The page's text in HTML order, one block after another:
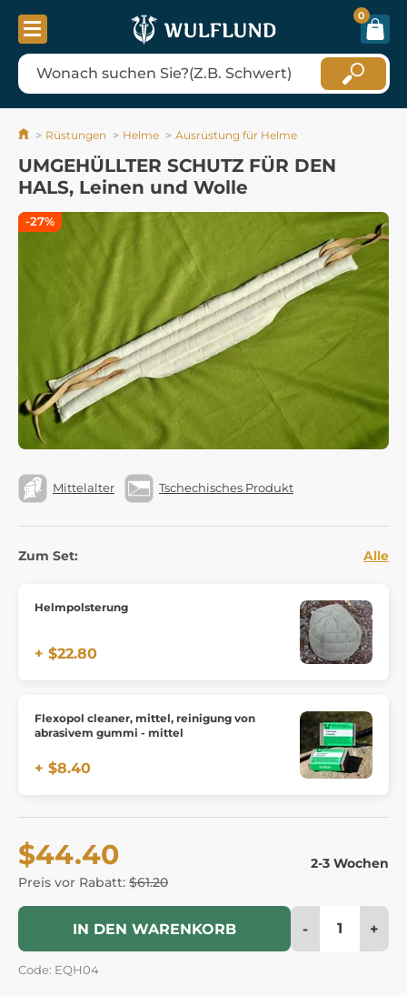
0
Rüstungen Helme Ausrüstung für Helme
UMGEHÜLLTER SCHUTZ FÜR DEN
HALS, Leinen und Wolle
Mittelalter Tschechisches Produkt
Zum Set: Alle
Helmpolsterung
+ $22.80
Flexopol cleaner, mittel, reinigung von
abrasivem gummi - mittel
+ $8.40
$44.40
Preis vor Rabatt: $61.20
2-3 Wochen
IN DEN WARENKORB - +
Code: EQH04
-27%